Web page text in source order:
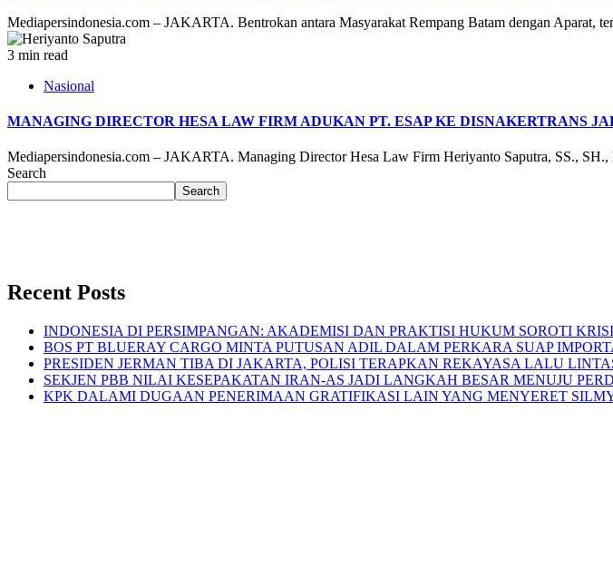
Mediapersindonesia.com – JAKARTA. Bentrokan antara Masyarakat Rempang Batam dengan Aparat,
3 min read
Nasional
MANAGING DIRECTOR HESA LAW FIRM ADUKAN PT. ESAP KE DISNAKERTRANS
Mediapersindonesia.com – JAKARTA. Managing Director Hesa Law Firm Heriyanto Saputra, SS.,
Search
Search
Recent Posts
INDONESIA DI PERSIMPANGAN: AKADEMISI DAN PRAKTISI HUKUM SOROTI
BOS PT BLUERAY CARGO MINTA PUTUSAN ADIL DALAM PERKARA SUAP
PRESIDEN JERMAN TIBA DI JAKARTA, POLISI TERAPKAN REKAYASA LALU
SEKJEN PBB NILAI KESEPAKATAN IRAN-AS JADI LANGKAH BESAR MENUJU
KPK DALAMI DUGAAN PENERIMAAN GRATIFIKASI LAIN YANG MENYERET